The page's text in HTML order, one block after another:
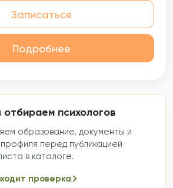
вам наметить конкретные
ситуацию к лучшему.
говорим о проблемах — мы
решения.
Записаться
Подробнее
отбираем психологов
образование, документы и
перед публикацией
в каталоге.
проверка